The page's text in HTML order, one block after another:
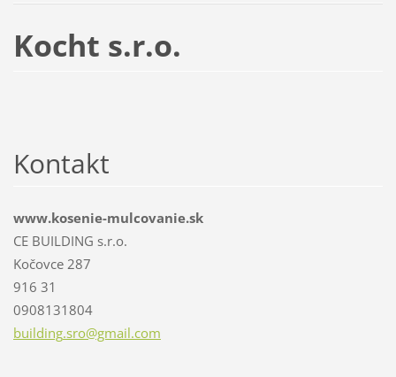
Kocht s.r.o.
Kontakt
www.kosenie-mulcovanie.sk
CE BUILDING s.r.o.
Kočovce 287
916 31
0908131804
building.sro@gmail.com